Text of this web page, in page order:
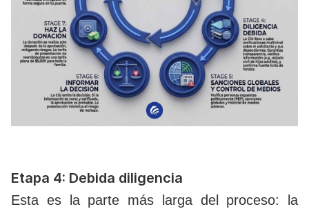
Etapa 4: Debida diligencia
Esta es la parte más larga del proceso: la